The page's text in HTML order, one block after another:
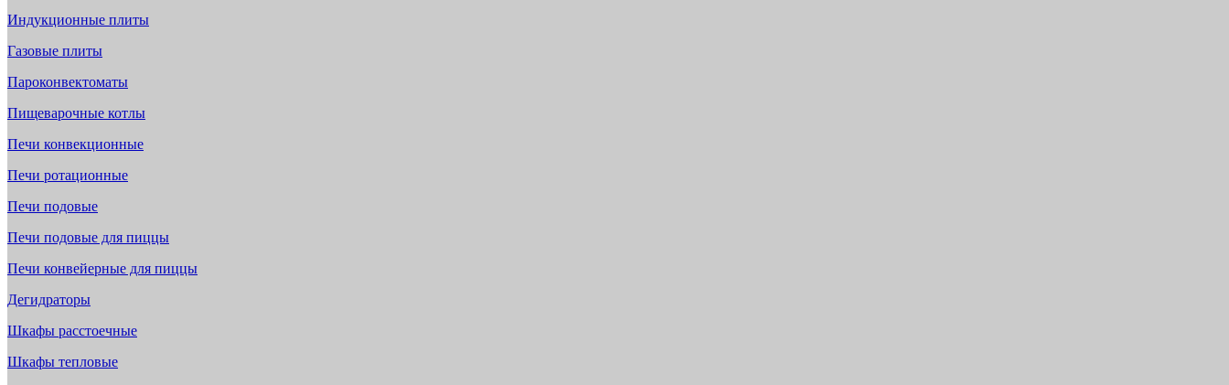
Индукционные плиты
Газовые плиты
Пароконвектоматы
Пищеварочные котлы
Печи конвекционные
Печи ротационные
Печи подовые
Печи подовые для пиццы
Печи конвейерные для пиццы
Дегидраторы
Шкафы расстоечные
Шкафы тепловые